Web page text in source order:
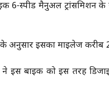
6-स्पीड मैनुअल ट्रांसमिशन
अनुसार इसका माइलेज करीब
इस बाइक को इस तरह